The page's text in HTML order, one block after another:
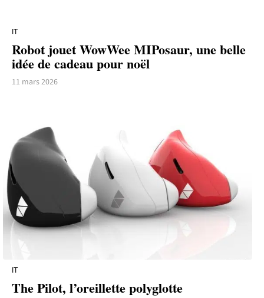
IT
Robot jouet WowWee MIPosaur, une belle
idée de cadeau pour noël
11 mars 2026
IT
The Pilot, l’oreillette polyglotte